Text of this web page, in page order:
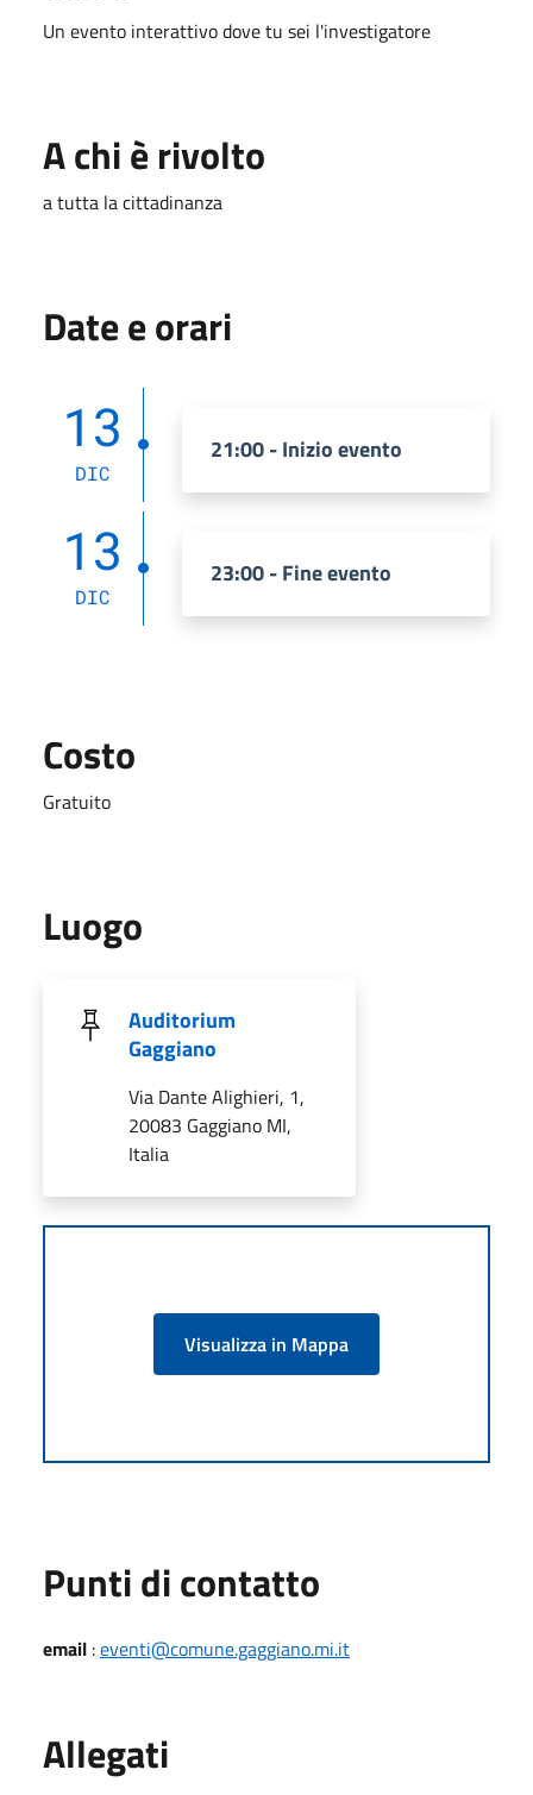
Un evento interattivo dove tu sei l'investigatore
A chi è rivolto
a tutta la cittadinanza
Date e orari
13
DIC
21:00 - Inizio evento
13
DIC
23:00 - Fine evento
Costo
Gratuito
Luogo
Auditorium
Gaggiano
Via Dante Alighieri, 1,
20083 Gaggiano MI,
Italia
Visualizza in Mappa
Punti di contatto
email :eventi@comune.gaggiano.mi.it
Allegati